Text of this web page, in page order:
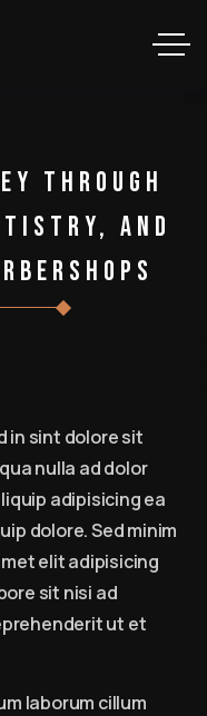
Through
And
in sint dolore sit
nulla ad dolor
adipisicing ea
dolore. Sed minim
elit adipisicing
sit nisi ad
ut et
laborum cillum